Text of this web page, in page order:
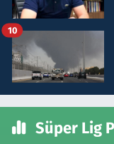
10
Süper Lig